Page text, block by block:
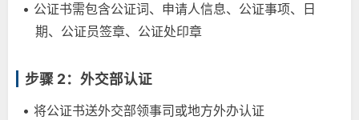
• 公证书需包含公证词、申请人信息、公证事项、日
期、公证员签章、公证处印章
步骤 2：外交部认证
• 将公证书送外交部领事司或地方外办认证